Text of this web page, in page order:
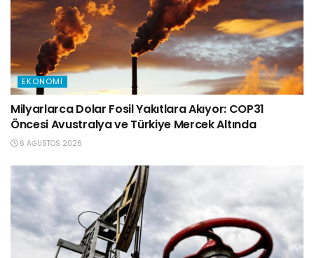
EKONOMI
Milyarlarca Dolar Fosil Yakıtlara Akıyor: COP31
Öncesi Avustralya ve Türkiye Mercek Altında
6 AĞUSTOS 2026